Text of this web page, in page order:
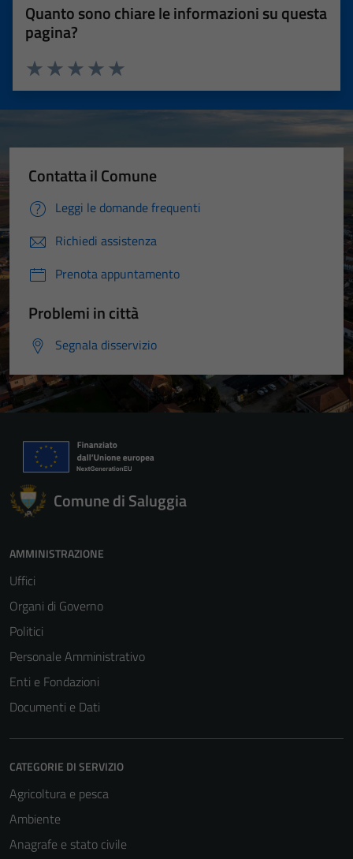
Quanto sono chiare le informazioni su questa
pagina?
Valuta 5 stelle su 5
Valuta 4 stelle su 5
Valuta 3 stelle su 5
Valuta 2 stelle su 5
Valuta 1 stelle su 5
Contatta il Comune
Leggi le domande frequenti
Richiedi assistenza
Prenota appuntamento
Problemi in città
Segnala disservizio
Comune di Saluggia
AMMINISTRAZIONE
Uffici
Organi di Governo
Politici
Personale Amministrativo
Enti e Fondazioni
Documenti e Dati
CATEGORIE DI SERVIZIO
Agricoltura e pesca
Ambiente
Anagrafe e stato civile
Questi cookie